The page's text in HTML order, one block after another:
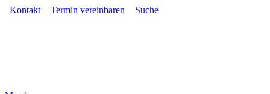
Direkt
Kontakt Termin vereinbaren Suche